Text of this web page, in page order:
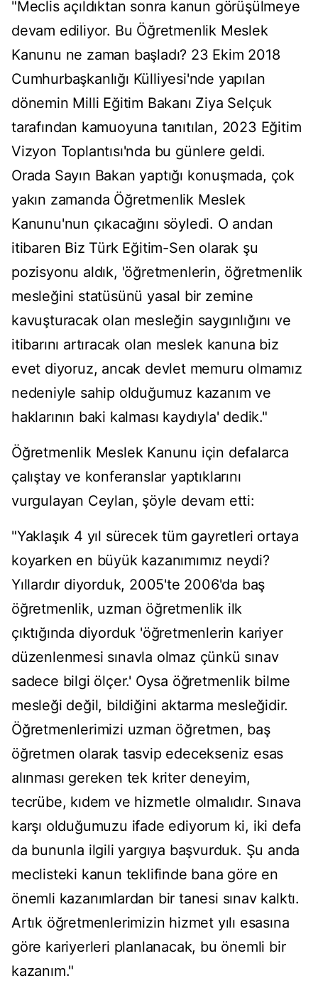
"Meclis açıldıktan sonra kanun görüşülmeye
devam ediliyor. Bu Öğretmenlik Meslek
Kanunu ne zaman başladı? 23 Ekim 2018
Cumhurbaşkanlığı Külliyesi'nde yapılan
dönemin Milli Eğitim Bakanı Ziya Selçuk
tarafından kamuoyuna tanıtılan, 2023 Eğitim
Vizyon Toplantısı'nda bu günlere geldi.
Orada Sayın Bakan yaptığı konuşmada, çok
yakın zamanda Öğretmenlik Meslek
Kanunu'nun çıkacağını söyledi. O andan
itibaren Biz Türk Eğitim-Sen olarak şu
pozisyonu aldık, 'öğretmenlerin, öğretmenlik
mesleğini statüsünü yasal bir zemine
kavuşturacak olan mesleğin saygınlığını ve
itibarını artıracak olan meslek kanuna biz
evet diyoruz, ancak devlet memuru olmamız
nedeniyle sahip olduğumuz kazanım ve
haklarının baki kalması kaydıyla' dedik."
Öğretmenlik Meslek Kanunu için defalarca
çalıştay ve konferanslar yaptıklarını
vurgulayan Ceylan, şöyle devam etti:
"Yaklaşık 4 yıl sürecek tüm gayretleri ortaya
koyarken en büyük kazanımımız neydi?
Yıllardır diyorduk, 2005'te 2006'da baş
öğretmenlik, uzman öğretmenlik ilk
çıktığında diyorduk 'öğretmenlerin kariyer
düzenlenmesi sınavla olmaz çünkü sınav
sadece bilgi ölçer.' Oysa öğretmenlik bilme
mesleği değil, bildiğini aktarma mesleğidir.
Öğretmenlerimizi uzman öğretmen, baş
öğretmen olarak tasvip edecekseniz esas
alınması gereken tek kriter deneyim,
tecrübe, kıdem ve hizmetle olmalıdır. Sınava
karşı olduğumuzu ifade ediyorum ki, iki defa
da bununla ilgili yargıya başvurduk. Şu anda
meclisteki kanun teklifinde bana göre en
önemli kazanımlardan bir tanesi sınav kalktı.
Artık öğretmenlerimizin hizmet yılı esasına
göre kariyerleri planlanacak, bu önemli bir
kazanım."